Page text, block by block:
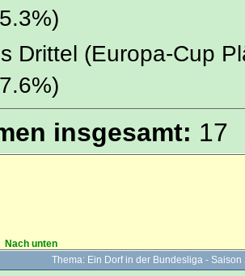
Drittel (Europa-Cup
insgesamt: 17
Nach unten
Thema: Ein Dorf in der Bundesliga -